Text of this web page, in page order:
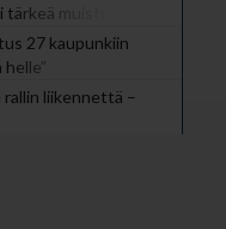
muistutus
27 kaupunkiin
rallin liikennettä –